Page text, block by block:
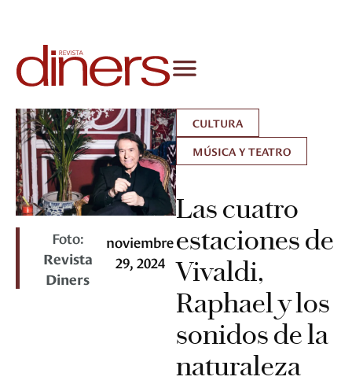
Foto:
Revista
Diners
noviembre
29, 2024
CULTURA
MÚSICA Y TEATRO
Las cuatro
estaciones de
Vivaldi,
Raphael y los
sonidos de la
naturaleza